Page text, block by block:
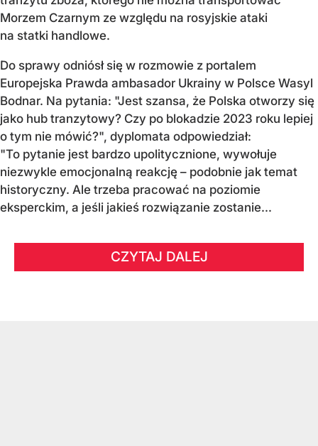
Morzem Czarnym ze względu na rosyjskie ataki
na statki handlowe.
Do sprawy odniósł się w rozmowie z portalem
Europejska Prawda ambasador Ukrainy w Polsce Wasyl
Bodnar. Na pytania: "Jest szansa, że Polska otworzy się
jako hub tranzytowy? Czy po blokadzie 2023 roku lepiej
o tym nie mówić?", dyplomata odpowiedział:
"To pytanie jest bardzo upolitycznione, wywołuje
niezwykle emocjonalną reakcję – podobnie jak temat
historyczny. Ale trzeba pracować na poziomie
eksperckim, a jeśli jakieś rozwiązanie zostanie...
CZYTAJ DALEJ